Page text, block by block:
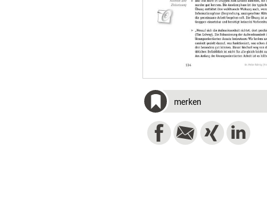
merken